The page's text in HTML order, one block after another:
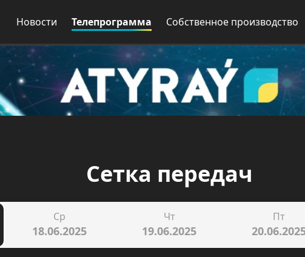
Новости Телепрограмма Собственное производство
Сетка передач
Ср
18.06.2025
Чт
19.06.2025
Пт